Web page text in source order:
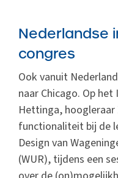
Nederlandse
congres
Ook vanuit
naar Chicago. Op
Hettinga, hoogleraar
functionaliteit bij de
Design van
(WUR), tijdens een